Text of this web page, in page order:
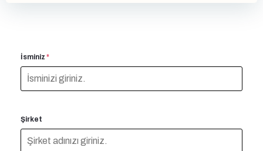
İsminiz *
Şirket